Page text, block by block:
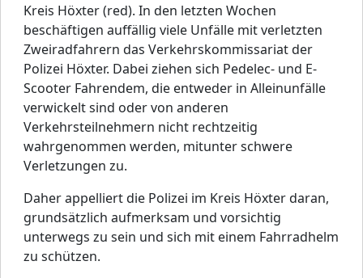
Kreis Höxter (red). In den letzten Wochen
beschäftigen auffällig viele Unfälle mit verletzten
Zweiradfahrern das Verkehrskommissariat der
Polizei Höxter. Dabei ziehen sich Pedelec- und E-
Scooter Fahrendem, die entweder in Alleinunfälle
verwickelt sind oder von anderen
Verkehrsteilnehmern nicht rechtzeitig
wahrgenommen werden, mitunter schwere
Verletzungen zu.
Daher appelliert die Polizei im Kreis Höxter daran,
grundsätzlich aufmerksam und vorsichtig
unterwegs zu sein und sich mit einem Fahrradhelm
zu schützen.